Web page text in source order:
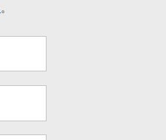
。